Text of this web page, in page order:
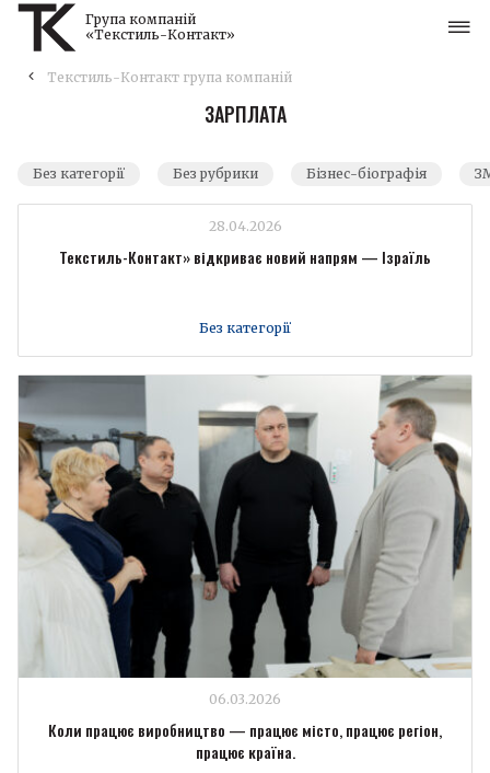
Група компаній
«Текстиль-Контакт»
Текстиль-Контакт група компаній
ЗАРПЛАТА
Без категорії Без рубрики Бізнес-біографія
28.04.2026
Текстиль-Контакт» відкриває новий напрям — Ізраїль
Без категорії
06.03.2026
Коли працює виробництво — працює місто, працює регіон,
працює країна.